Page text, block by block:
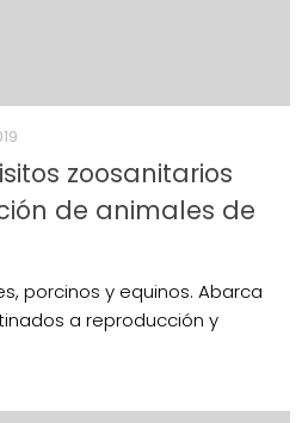
zoosanitarios
de animales de
porcinos y equinos. Abarca
a reproducción y